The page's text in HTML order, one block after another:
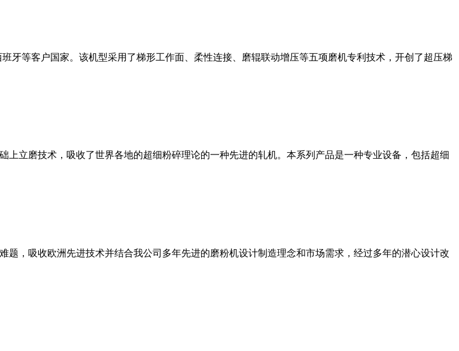
牙等客户国家。该机型采用了梯形工作面、柔性连接、磨辊联动增压等五项磨机专利技术，开创了超压梯
立磨技术，吸收了世界各地的超细粉碎理论的一种先进的轧机。本系列产品是一种专业设备，包括超细
，吸收欧洲先进技术并结合我公司多年先进的磨粉机设计制造理念和市场需求，经过多年的潜心设计改